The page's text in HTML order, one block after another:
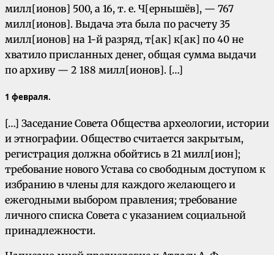
милл[ионов] 500, а 16, т. е. Ч[ернышёв], — 767
милл[ионов]. Выдача эта была по расчету 35
милл[ионов] на 1-й разряд, т[ак] к[ак] по 40 не
хватило присланных денег, общая сумма выдачи
по архиву — 2 188 милл[ионов]. […]
1 февраля.
[…] Заседание Совета Общества археологии, истории
и этнографии. Общество считается закрытым,
регистрация должна обойтись в 21 милл[ион];
требование нового Устава со свободным доступом к
избранию в члены для каждого желающего и
ежегодными выбором правления; требование
личного списка Совета с указанием социальной
принадлежности.